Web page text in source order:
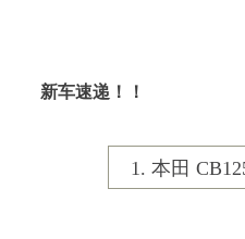
新车速递！！
1. 本田